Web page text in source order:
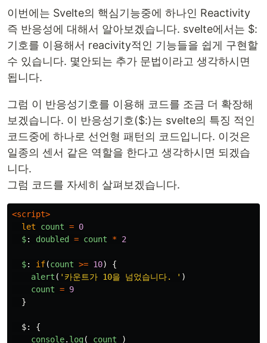
이번에는 Svelte의 핵심기능중에 하나인 Reactivity
즉 반응성에 대해서 알아보겠습니다. svelte에서는 $:
기호를 이용해서 reacivity적인 기능들을 쉽게 구현할
수 있습니다. 몇안되는 추가 문법이라고 생각하시면
됩니다.
그럼 이 반응성기호를 이용해 코드를 조금 더 확장해
보겠습니다. 이 반응성기호($:)는 svelte의 특징 적인
코드중에 하나로 선언형 패턴의 코드입니다. 이것은
일종의 센서 같은 역할을 한다고 생각하시면 되겠습
니다.
그럼 코드를 자세히 살펴보겠습니다.
<script>
let
count = 0
$: doubled = count * 2
$: if(count >= 10)
{
alert ( ' 카운트가 10을 넘었습니다. ' )
count = 9
}
$:
{
console. log( count )